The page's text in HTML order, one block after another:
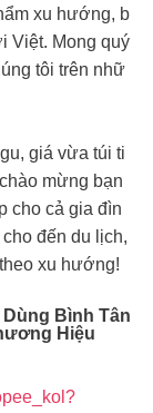
xu hướng, b
Việt. Mong quý
tôi trên nhữ
giá vừa túi ti
mừng bạn
cho cả gia đìn
đến du lịch,
xu hướng!
Bình Tân
Hiệu